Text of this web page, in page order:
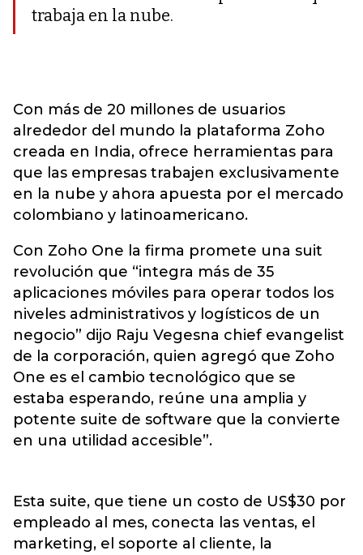
trabaja en la nube.
Con más de 20 millones de usuarios
alrededor del mundo la plataforma Zoho
creada en India, ofrece herramientas para
que las empresas trabajen exclusivamente
en la nube y ahora apuesta por el mercado
colombiano y latinoamericano.
Con Zoho One la firma promete una suit
revolución que “integra más de 35
aplicaciones móviles para operar todos los
niveles administrativos y logísticos de un
negocio” dijo Raju Vegesna chief evangelist
de la corporación, quien agregó que Zoho
One es el cambio tecnológico que se
estaba esperando, reúne una amplia y
potente suite de software que la convierte
en una utilidad accesible”.
Esta suite, que tiene un costo de US$30 por
empleado al mes, conecta las ventas, el
marketing, el soporte al cliente, la